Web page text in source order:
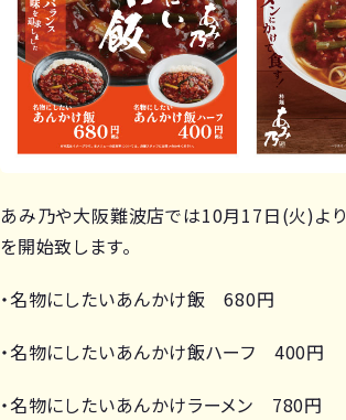
あみ乃や大阪難波店では10月17日(火)よ
を開始致します。
・名物にしたいあんかけ飯 680円
・名物にしたいあんかけ飯ハーフ 400円
・名物にしたいあんかけラーメン 780円